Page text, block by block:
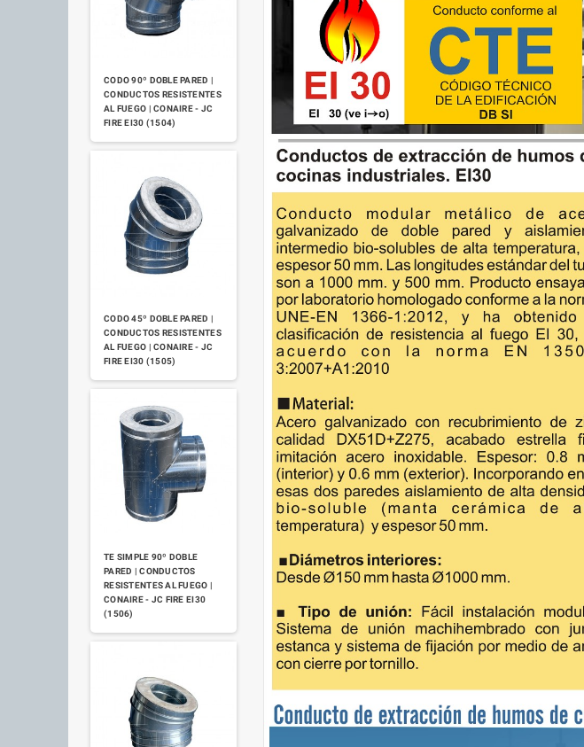
CODO 90º DOBLE PARED |
CONDUCTOS RESISTENTES
AL FUEGO | CONAIRE - JC
FIRE EI30 (1504)
CODO 45º DOBLE PARED |
CONDUCTOS RESISTENTES
AL FUEGO | CONAIRE - JC
FIRE EI30 (1505)
TE SIMPLE 90º DOBLE
PARED | CONDUCTOS
RESISTENTES AL FUEGO |
CONAIRE - JC FIRE EI30
(1506)